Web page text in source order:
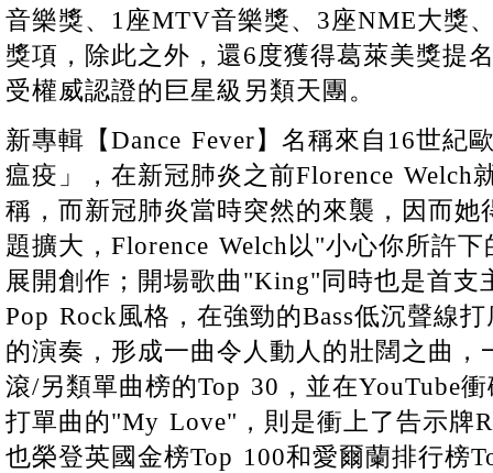
音樂獎、1座MTV音樂獎、3座NME大獎
獎項，除此之外，還6度獲得葛萊美獎提
受權威認證的巨星級另類天團。
新專輯【Dance Fever】名稱來自16世紀
瘟疫」，在新冠肺炎之前Florence Welch
稱，而新冠肺炎當時突然的來襲，因而她
題擴大，Florence Welch以"小心你所許
展開創作；開場歌曲"King"同時也是首支
Pop Rock風格，在強勁的Bass低沉聲線
的演奏，形成一曲令人動人的壯闊之曲
滾/另類單曲榜的Top 30，並在YouTube
打單曲的"My Love"，則是衝上了告示牌
也榮登英國金榜Top 100和愛爾蘭排行榜